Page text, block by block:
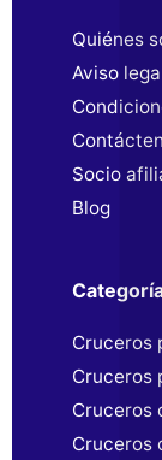
Quiénes
Aviso
Socio
Blog
Cruceros
Cruceros
Cruceros
Cruceros